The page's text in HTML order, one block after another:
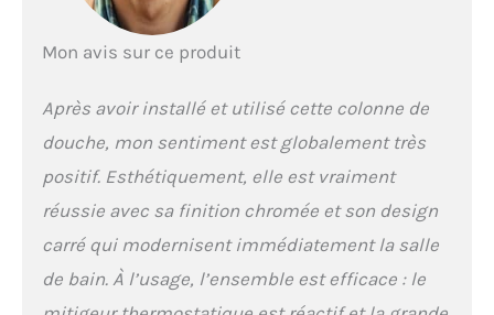
apportant une expérience
agréable ; Acier inoxydable
hautement poli,
antirouille, durable ;
Conception peu
encombrante - seulement
2 mm d'épaisseur, avec
Buse en silicone facile à
nettoyer - vous pouvez
Mon avis sur ce produit
Après avoir installé et utilisé cette colonne de
douche, mon sentiment est globalement très
positif. Esthétiquement, elle est vraiment
réussie avec sa finition chromée et son design
carré qui modernisent immédiatement la salle
de bain. À l’usage, l’ensemble est efficace : le